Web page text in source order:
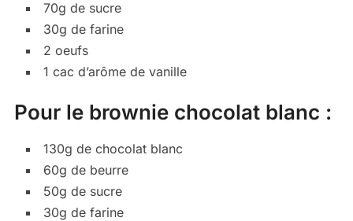
70g de sucre
30g de farine
2 oeufs
1 cac d’arôme de vanille
Pour le brownie chocolat blanc :
130g de chocolat blanc
60g de beurre
50g de sucre
30g de farine